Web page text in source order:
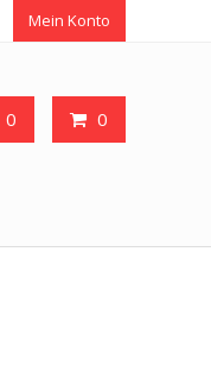
Mein Konto
0 0